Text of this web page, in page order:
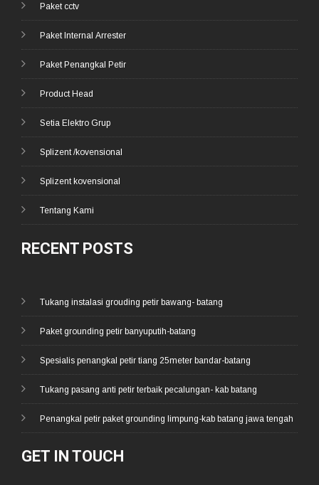
Paket cctv
Paket Internal Arrester
Paket Penangkal Petir
Product Head
Setia Elektro Grup
Splizent /kovensional
Splizent kovensional
Tentang Kami
RECENT POSTS
Tukang instalasi grouding petir bawang- batang
Paket grounding petir banyuputih-batang
Spesialis penangkal petir tiang 25meter bandar-batang
Tukang pasang anti petir terbaik pecalungan- kab batang
Penangkal petir paket grounding limpung-kab batang jawa tengah
GET IN TOUCH